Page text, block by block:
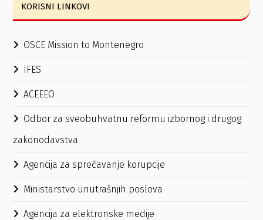
KORISNI LINKOVI
OSCE Mission to Montenegro
IFES
ACEEEO
Odbor za sveobuhvatnu reformu izbornog i drugog
zakonodavstva
Agencija za sprečavanje korupcije
Ministarstvo unutrašnjih poslova
Agencija za elektronske medije